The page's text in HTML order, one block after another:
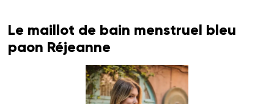
Le maillot de bain menstruel bleu
paon Réjeanne